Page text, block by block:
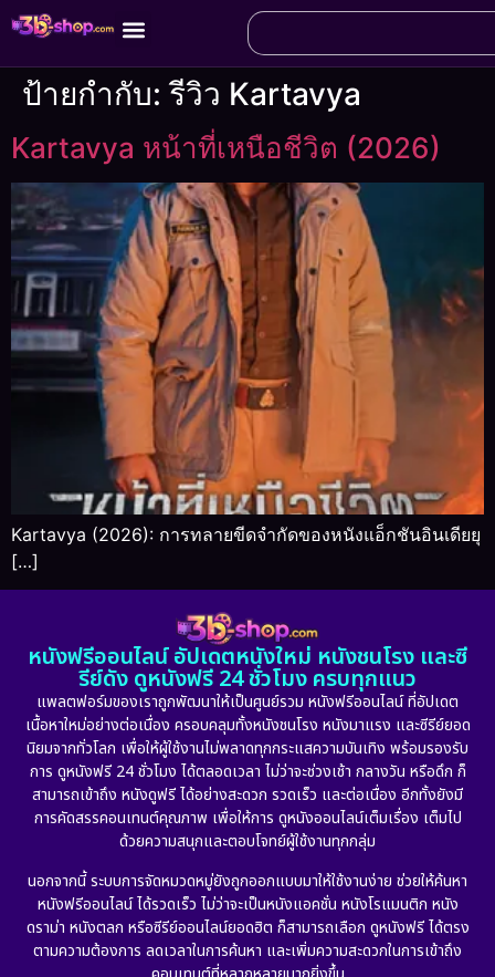
ป้ายกำกับ:รีวิว Kartavya
Kartavya หน้าที่เหนือชีวิต (2026)
Kartavya (2026): การทลายขีดจำกัดของหนังแอ็กชันอินเดียยุ
[…]
หนังฟรีออนไลน์ อัปเดตหนังใหม่ หนังชนโรง และซี
รีย์ดัง ดูหนังฟรี 24 ชั่วโมง ครบทุกแนว
แพลตฟอร์มของเราถูกพัฒนาให้เป็นศูนย์รวม หนังฟรีออนไลน์ ที่อัปเดต
เนื้อหาใหม่อย่างต่อเนื่อง ครอบคลุมทั้งหนังชนโรง หนังมาแรง และซีรีย์ยอด
นิยมจากทั่วโลก เพื่อให้ผู้ใช้งานไม่พลาดทุกกระแสความบันเทิง พร้อมรองรับ
การ ดูหนังฟรี 24 ชั่วโมง ได้ตลอดเวลา ไม่ว่าจะช่วงเช้า กลางวัน หรือดึก ก็
สามารถเข้าถึง หนังดูฟรี ได้อย่างสะดวก รวดเร็ว และต่อเนื่อง อีกทั้งยังมี
การคัดสรรคอนเทนต์คุณภาพ เพื่อให้การ ดูหนังออนไลน์เต็มเรื่อง เต็มไป
ด้วยความสนุกและตอบโจทย์ผู้ใช้งานทุกกลุ่ม
นอกจากนี้ ระบบการจัดหมวดหมู่ยังถูกออกแบบมาให้ใช้งานง่าย ช่วยให้ค้นหา
หนังฟรีออนไลน์ ได้รวดเร็ว ไม่ว่าจะเป็นหนังแอคชั่น หนังโรแมนติก หนัง
ดราม่า หนังตลก หรือซีรีย์ออนไลน์ยอดฮิต ก็สามารถเลือก ดูหนังฟรี ได้ตรง
ตามความต้องการ ลดเวลาในการค้นหา และเพิ่มความสะดวกในการเข้าถึง